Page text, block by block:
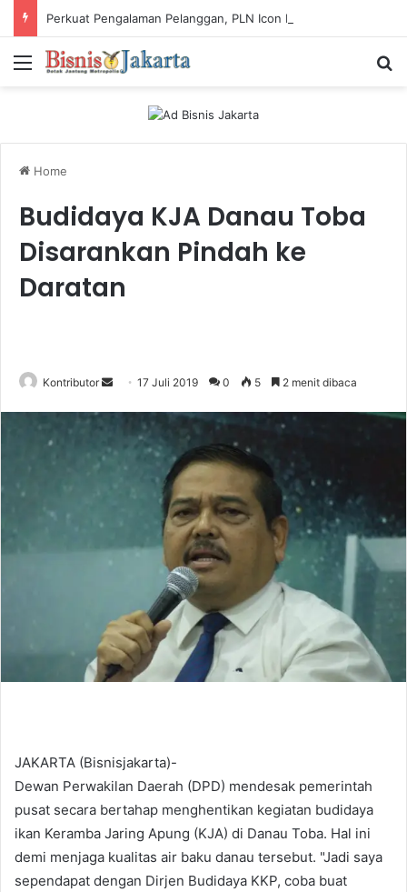
Menu
Home
Budidaya KJA Danau Toba
Disarankan Pindah ke
Daratan
Kontributor 17 Juli 2019 0 5 2 menit dibaca
JAKARTA (Bisnisjakarta)-
Dewan Perwakilan Daerah (DPD) mendesak pemerintah
pusat secara bertahap menghentikan kegiatan budidaya
ikan Keramba Jaring Apung (KJA) di Danau Toba. Hal ini
demi menjaga kualitas air baku danau tersebut. "Jadi saya
sependapat dengan Dirjen Budidaya KKP, coba buat